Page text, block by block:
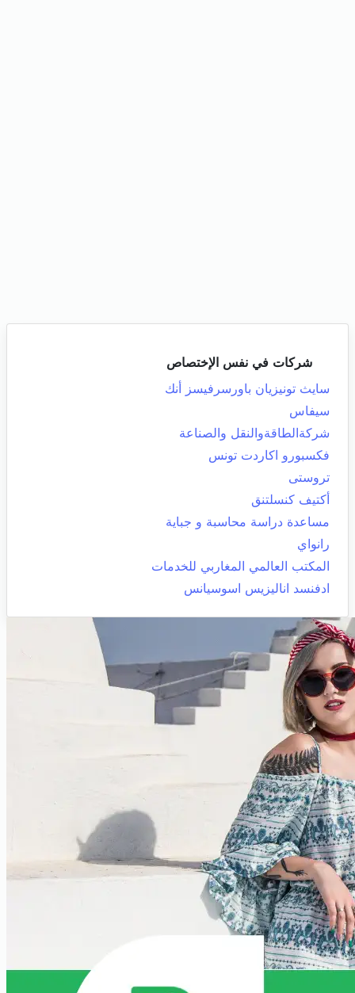
شركات في نفس الإختصاص
سايث تونيزيان باورسرفيسز أنك
سيفاس
شركةالطاقةوالنقل والصناعة
فكسبورو اكاردت تونس
تروستى
أكتيف كنسلتنق
مساعدة دراسة محاسبة و جباية
رانواي
المكتب العالمي المغاربي للخدمات
ادفنسد اناليزيس اسوسيانس